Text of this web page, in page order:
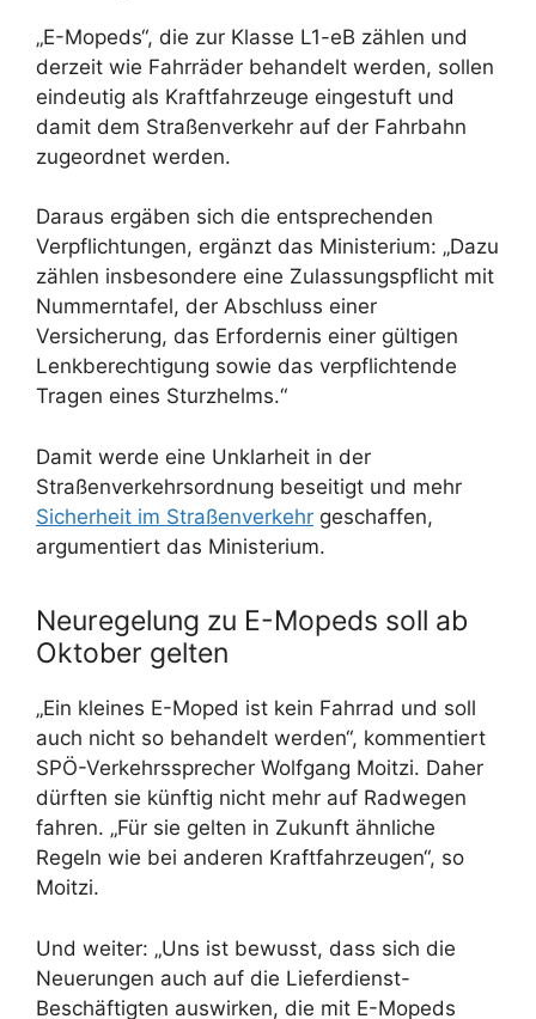
„E-Mopeds“, die zur Klasse L1-eB zählen und
derzeit wie Fahrräder behandelt werden, sollen
eindeutig als Kraftfahrzeuge eingestuft und
damit dem Straßenverkehr auf der Fahrbahn
zugeordnet werden.
Daraus ergäben sich die entsprechenden
Verpflichtungen, ergänzt das Ministerium: „Dazu
zählen insbesondere eine Zulassungspflicht mit
Nummerntafel, der Abschluss einer
Versicherung, das Erfordernis einer gültigen
Lenkberechtigung sowie das verpflichtende
Tragen eines Sturzhelms.“
Damit werde eine Unklarheit in der
Straßenverkehrsordnung beseitigt und mehr
Sicherheit im Straßenverkehr geschaffen,
argumentiert das Ministerium.
Neuregelung zu E-Mopeds soll ab
Oktober gelten
„Ein kleines E-Moped ist kein Fahrrad und soll
auch nicht so behandelt werden“, kommentiert
SPÖ-Verkehrssprecher Wolfgang Moitzi. Daher
dürften sie künftig nicht mehr auf Radwegen
fahren. „Für sie gelten in Zukunft ähnliche
Regeln wie bei anderen Kraftfahrzeugen“, so
Moitzi.
Und weiter: „Uns ist bewusst, dass sich die
Neuerungen auch auf die Lieferdienst-
Beschäftigten auswirken, die mit E-Mopeds